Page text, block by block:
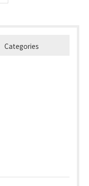
Categories